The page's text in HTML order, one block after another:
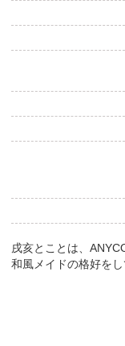
戌亥とことは、
和風メイドの格好を